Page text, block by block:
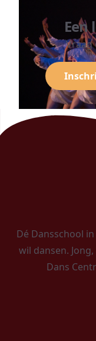
Een
Vraag
Dé Dansschool
wil dansen.
Dans